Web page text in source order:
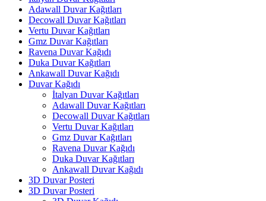
Adawall Duvar Kağıtları
Decowall Duvar Kağıtları
Vertu Duvar Kağıtları
Gmz Duvar Kağıtları
Ravena Duvar Kağıdı
Duka Duvar Kağıtları
Ankawall Duvar Kağıdı
Duvar Kağıdı
İtalyan Duvar Kağıtları
Adawall Duvar Kağıtları
Decowall Duvar Kağıtları
Vertu Duvar Kağıtları
Gmz Duvar Kağıtları
Ravena Duvar Kağıdı
Duka Duvar Kağıtları
Ankawall Duvar Kağıdı
3D Duvar Posteri
3D Duvar Posteri